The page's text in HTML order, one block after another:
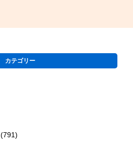
カテゴリー
(791)